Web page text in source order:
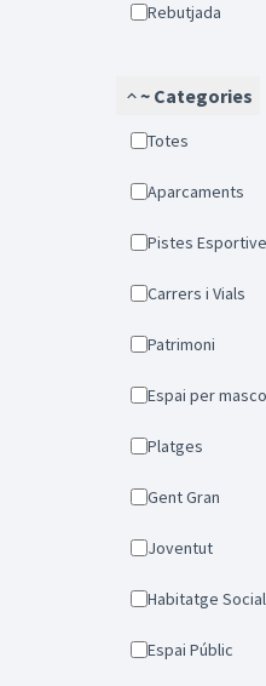
Rebutjada
~ Categories
Totes
Aparcaments
Pistes
Carrers i Vials
Patrimoni
Espai per
Platges
Gent Gran
Joventut
Habitatge Social
Espai Públic